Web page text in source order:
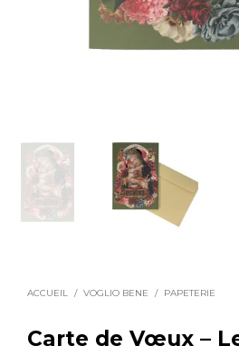
ACCUEIL / VOGLIO BENE / PAPETERIE
Carte de Vœux –